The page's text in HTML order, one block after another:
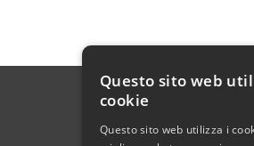
Questo sito web
cookie
Questo sito web utilizza i